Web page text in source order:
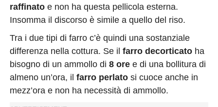
raffinato e non ha questa pellicola esterna.
Insomma il discorso è simile a quello del riso.
Tra i due tipi di farro c’è quindi una sostanziale
differenza nella cottura. Se il farro decorticato ha
bisogno di un ammollo di 8 ore e di una bollitura di
almeno un’ora, il farro perlato si cuoce anche in
mezz’ora e non ha necessità di ammollo.